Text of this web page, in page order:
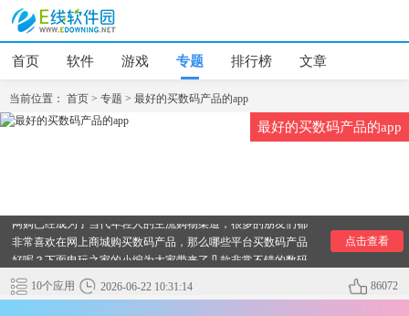
首页 软件 游戏 专题 排行榜 文章
当前位置： 首页 > 专题 > 最好的买数码产品的app
最好的买数码产品的app
网购已经成为了当代年轻人的主流购物渠道，很多的朋友们都
非常喜欢在网上商城购买数码产品，那么哪些平台买数码产品
好呢？下面电玩之家的小编为大家带来了几款非常不错的数码
产品购买的平台，需要的用户快来下载体验吧!
点击查看
10个应用 2026-06-22 10:31:14 86072